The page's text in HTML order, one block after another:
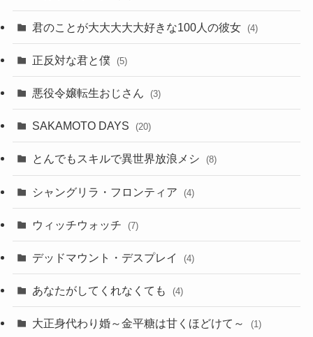
君のことが大大大大大好きな100人の彼女 (4)
正反対な君と僕 (5)
悪役令嬢転生おじさん (3)
SAKAMOTO DAYS (20)
とんでもスキルで異世界放浪メシ (8)
シャングリラ・フロンティア (4)
ウィッチウォッチ (7)
デッドマウント・デスプレイ (4)
あなたがしてくれなくても (4)
大正身代わり婚～金平糖は甘くほどけて～ (1)